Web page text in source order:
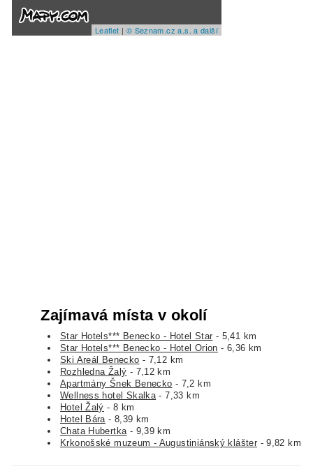
Leaflet | © Seznam.cz a.s. a další
Zajímavá místa v okolí
Star Hotels*** Benecko - Hotel Star - 5,41 km
Star Hotels*** Benecko - Hotel Orion - 6,36 km
Ski Areál Benecko - 7,12 km
Rozhledna Žalý - 7,12 km
Apartmány Šnek Benecko - 7,2 km
Wellness hotel Skalka- 7,33 km
Hotel Žalý - 8 km
Hotel Bára- 8,39 km
Chata Hubertka- 9,39 km
Krkonošské muzeum - Augustiniánský klášter - 9,82 km